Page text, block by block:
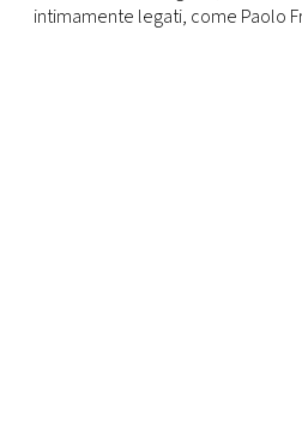
intimamente legati, come Paolo